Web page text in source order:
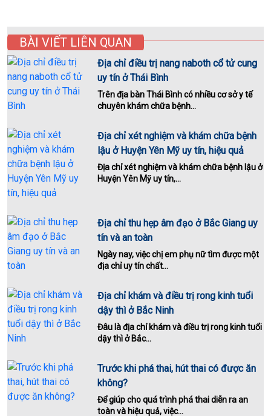
BÀI VIẾT LIÊN QUAN
Địa chỉ điều trị nang naboth cổ tử cung
uy tín ở Thái Bình
Trên địa bàn Thái Bình có nhiều cơ sở y tế
chuyên khám chữa bệnh...
Địa chỉ xét nghiệm và khám chữa bệnh
lậu ở Huyện Yên Mỹ uy tín, hiệu quả
Địa chỉ xét nghiệm và khám chữa bệnh lậu ở
Huyện Yên Mỹ uy tín,...
Địa chỉ thu hẹp âm đạo ở Bắc Giang uy
tín và an toàn
Ngày nay, việc chị em phụ nữ tìm được một
địa chỉ uy tín chất...
Địa chỉ khám và điều trị rong kinh tuổi
dậy thì ở Bắc Ninh
Đâu là địa chỉ khám và điều trị rong kinh tuổi
dậy thì ở Bắc...
Trước khi phá thai, hút thai có được ăn
không?
Để giúp cho quá trình phá thai diễn ra an
toàn và hiệu quả, việc...